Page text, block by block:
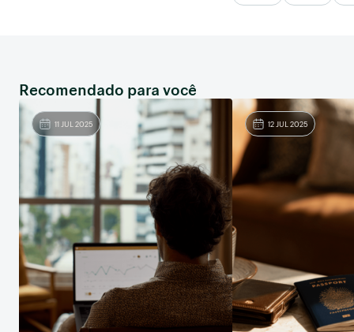
Recomendado para você
11 JUL 2025 12 JUL 2025